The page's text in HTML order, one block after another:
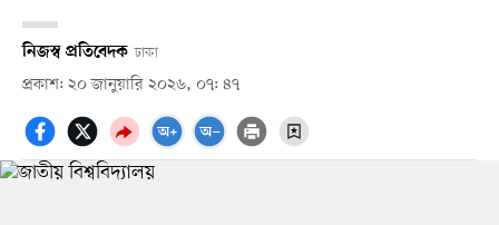
নিজস্ব প্রতিবেদক ঢাকা
প্রকাশ: ২০ জানুয়ারি ২০২৬, ০৭: ৪৭